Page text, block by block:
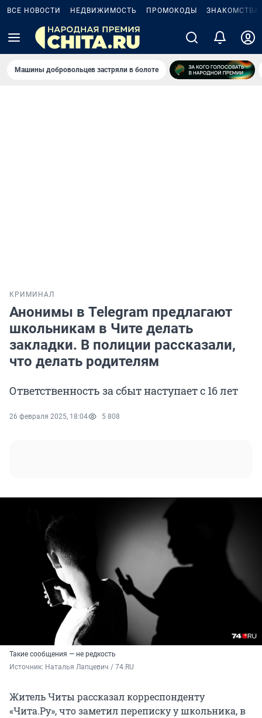
ВСЕ НОВОСТИ НЕДВИЖИМОСТЬ ПРОМОКОДЫ ЗНАКОМСТВА
Машины добровольцев застряли в болоте
КРИМИНАЛ
Анонимы в Telegram предлагают
школьникам в Чите делать
закладки. В полиции рассказали,
что делать родителям
Ответственность за сбыт наступает с 16 лет
26 февраля 2025, 18:04 5 808
Такие сообщения — не редкость
Источник: Наталья Лапцевич / 74.RU
Житель Читы рассказал корреспонденту
«Чита.Ру», что заметил переписку у школьника, в